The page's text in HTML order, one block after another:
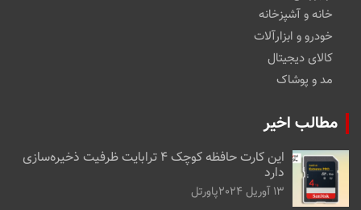
خانه و آشپزخانه
خودرو و ابزارآلات
کالای دیجیتال
مد و پوشاک
مطالب اخیر
این کارت حافظه کوچک ۴ ترابایت ظرفیت ذخیره‌سازی
دارد
13 آوریل 2024 پاورتل